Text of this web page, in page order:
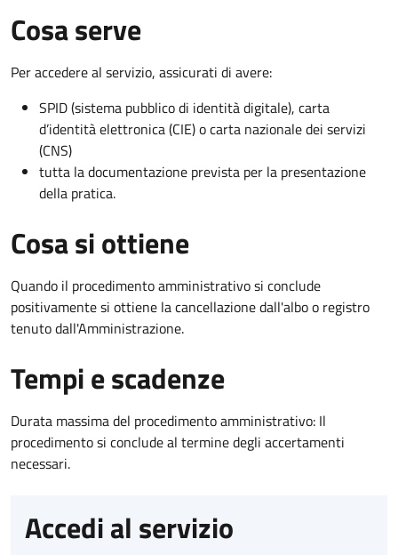
Cosa serve
Per accedere al servizio, assicurati di avere:
SPID (sistema pubblico di identità digitale), carta
d’identità elettronica (CIE) o carta nazionale dei servizi
(CNS)
tutta la documentazione prevista per la presentazione
della pratica.
Cosa si ottiene
Quando il procedimento amministrativo si conclude
positivamente si ottiene la cancellazione dall'albo o registro
tenuto dall'Amministrazione.
Tempi e scadenze
Durata massima del procedimento amministrativo: Il
procedimento si conclude al termine degli accertamenti
necessari.
Accedi al servizio